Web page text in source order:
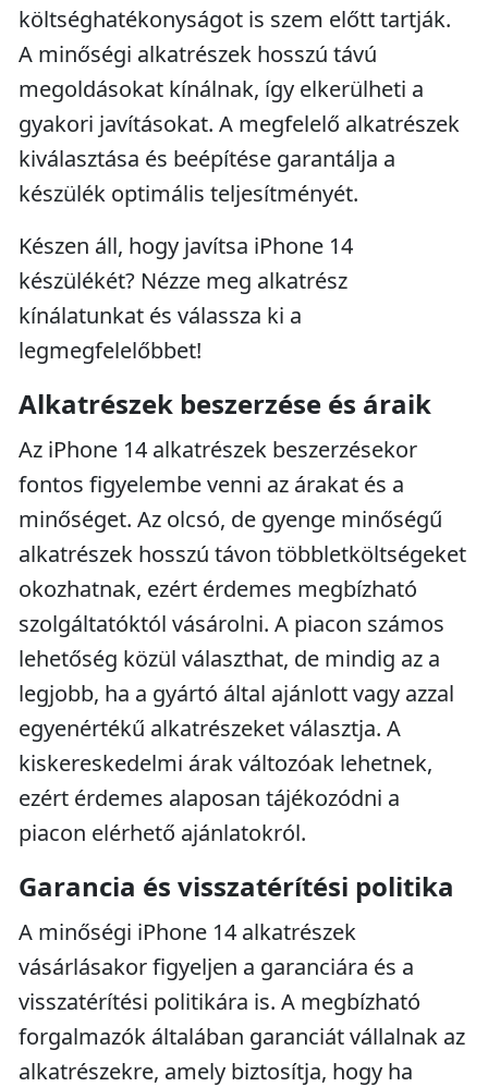
költséghatékonyságot is szem előtt tartják.
A minőségi alkatrészek hosszú távú
megoldásokat kínálnak, így elkerülheti a
gyakori javításokat. A megfelelő alkatrészek
kiválasztása és beépítése garantálja a
készülék optimális teljesítményét.
Készen áll, hogy javítsa iPhone 14
készülékét? Nézze meg alkatrész
kínálatunkat és válassza ki a
legmegfelelőbbet!
Alkatrészek beszerzése és áraik
Az iPhone 14 alkatrészek beszerzésekor
fontos figyelembe venni az árakat és a
minőséget. Az olcsó, de gyenge minőségű
alkatrészek hosszú távon többletköltségeket
okozhatnak, ezért érdemes megbízható
szolgáltatóktól vásárolni. A piacon számos
lehetőség közül választhat, de mindig az a
legjobb, ha a gyártó által ajánlott vagy azzal
egyenértékű alkatrészeket választja. A
kiskereskedelmi árak változóak lehetnek,
ezért érdemes alaposan tájékozódni a
piacon elérhető ajánlatokról.
Garancia és visszatérítési politika
A minőségi iPhone 14 alkatrészek
vásárlásakor figyeljen a garanciára és a
visszatérítési politikára is. A megbízható
forgalmazók általában garanciát vállalnak az
alkatrészekre, amely biztosítja, hogy ha